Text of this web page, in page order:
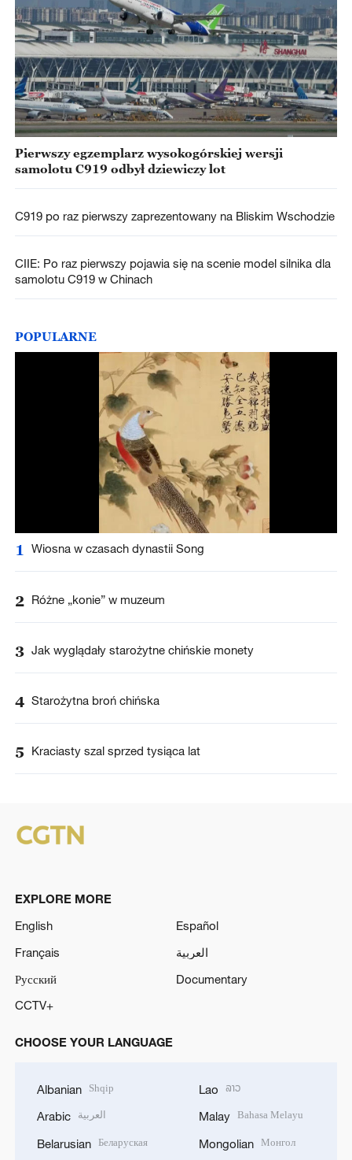
Pierwszy egzemplarz wysokogórskiej wersji
samolotu C919 odbył dziewiczy lot
C919 po raz pierwszy zaprezentowany na Bliskim Wschodzie
CIIE: Po raz pierwszy pojawia się na scenie model silnika dla
samolotu C919 w Chinach
POPULARNE
1 Wiosna w czasach dynastii Song
2 Różne „konie” w muzeum
3 Jak wyglądały starożytne chińskie monety
4 Starożytna broń chińska
5 Kraciasty szal sprzed tysiąca lat
EXPLORE MORE
English
Español
Français
العربية
Русский
Documentary
CCTV+
CHOOSE YOUR LANGUAGE
Albanian Shqip
Arabic العربية
Belarusian Беларуская
Lao ລາວ
Malay Bahasa Melayu
Mongolian Монгол